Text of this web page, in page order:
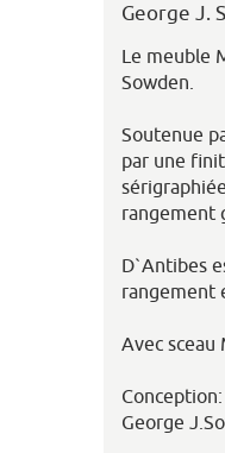
George J.
Le meuble
Sowden.
Soutenue
par une
rangement
D`Antibes
rangement
Avec
Conception:
George